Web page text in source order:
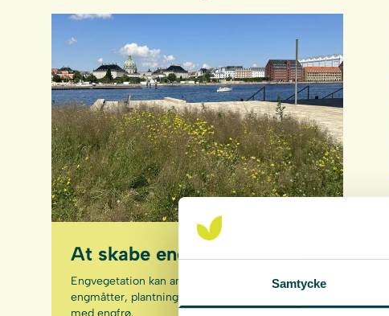
Samtycke
At skabe engarealer
Engvegetation kan anlægges med færdige
engmåtter, plantning af urteplugplanter eller
med engfrø.